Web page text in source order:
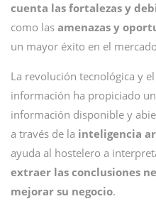
cuenta las fortalezas y
como las amenazas y
un mayor éxito en el
La revolución tecnológica y
información ha propiciado
información disponible y
a través de la inteligencia
ayuda al hostelero a
extraer las conclusiones
mejorar su negocio.